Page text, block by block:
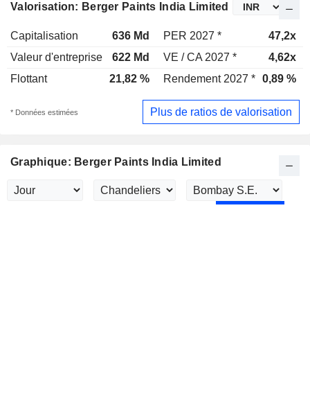
Valorisation: Berger Paints India Limited
Capitalisation 636 Md PER 2027 *
47,2x
Valeur d'entreprise
622 Md VE / CA 2027 *
4,62x
Flottant
21,82 % Rendement 2027 * 0,89 %
* Données estimées Plus de ratios de valorisation
Graphique: Berger Paints India Limited